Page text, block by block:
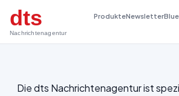
dts
Nachrichtenagentur
ProdukteNewsletter
Die dts Nachrichtenagentur ist